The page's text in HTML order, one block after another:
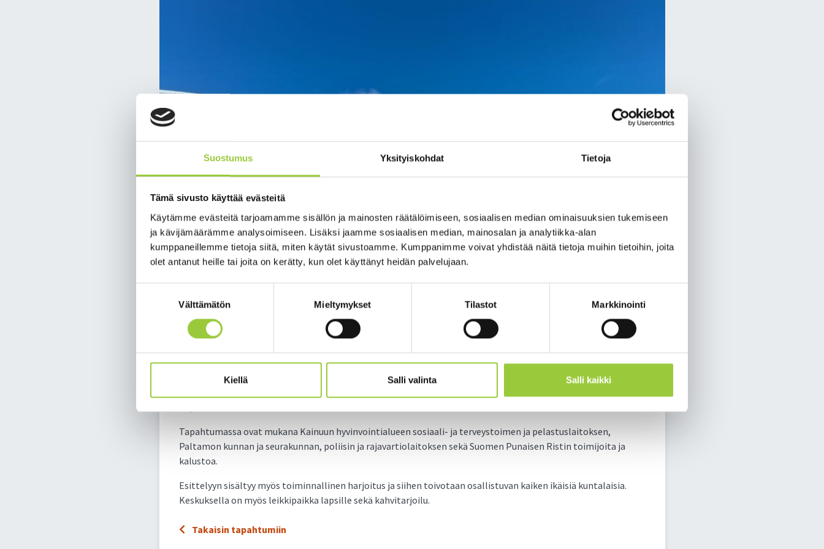
Suostumus Yksityiskohdat Tietoja
Tämä sivusto käyttää evästeitä
Käytämme evästeitä tarjoamamme sisällön ja mainosten räätälöimiseen, sosiaalisen median ominaisuuksien tukemiseen
ja kävijämäärämme analysoimiseen. Lisäksi jaamme sosiaalisen median, mainosalan ja analytiikka-alan
kumppaneillemme tietoja siitä, miten käytät sivustoamme. Kumppanimme voivat yhdistää näitä tietoja muihin tietoihin, joita
olet antanut heille tai joita on kerätty, kun olet käyttänyt heidän palvelujaan.
Välttämätön Mieltymykset Tilastot Markkinointi
Kiellä Salli valinta Salli kaikki
Paltamon evakuointikeskuksen esittely
12.05.2023 12:00
Tapahtumassa ovat mukana Kainuun hyvinvointialueen sosiaali- ja terveystoimen ja pelastuslaitoksen,
Paltamon kunnan ja seurakunnan, poliisin ja rajavartiolaitoksen sekä Suomen Punaisen Ristin toimijoita ja
kalustoa.
Esittelyyn sisältyy myös toiminnallinen harjoitus ja siihen toivotaan osallistuvan kaiken ikäisiä kuntalaisia.
Keskuksella on myös leikkipaikka lapsille sekä kahvitarjoilu.
Takaisin tapahtumiin